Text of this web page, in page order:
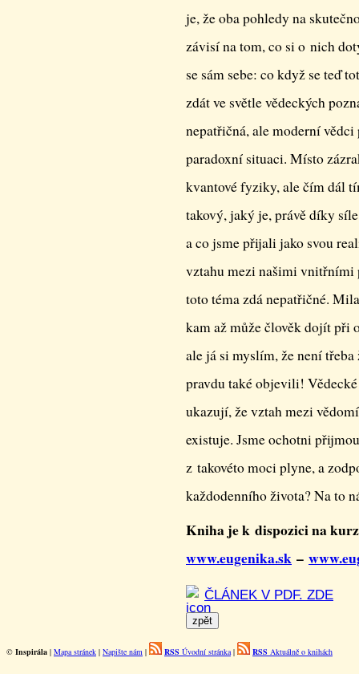
je, že oba pohledy na
závisí na tom, co si o nich
se sám sebe: co když se teď
zdát ve světle vědeckých
nepatřičná, ale moderní
paradoxní situaci. Místo
kvantové fyziky, ale čím dál
takový, jaký je, právě díky
a co jsme přijali jako svou
vztahu mezi našimi vnitřními
toto téma zdá nepatřičné.
kam až může člověk dojít při
ale já si myslím, že není
pravdu také objevili!
ukazují, že vztah mezi
existuje. Jsme ochotni
z takovéto moci plyne, a
každodenního života? Na to
Kniha je k dispozici na
www.eugenika.sk –
ČLÁNEK V PDF. ZDE
© Inspirála | Mapa stránek | Napište nám | RSS Úvodní stránka| RSS Aktuálně o knihách